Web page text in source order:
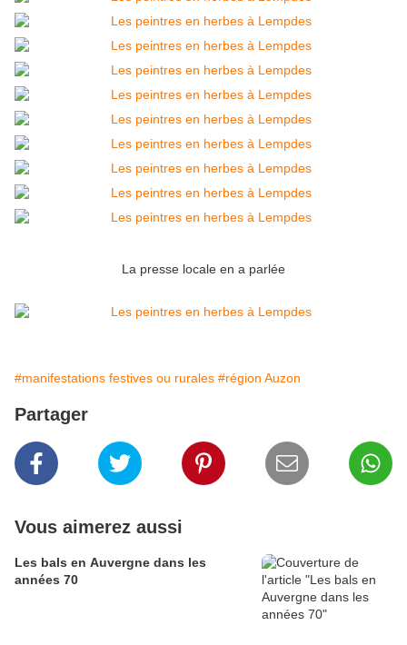
La presse locale en a parlée
#manifestations festives ou rurales #région Auzon
Partager
Vous aimerez aussi
Les bals en Auvergne dans les
années 70